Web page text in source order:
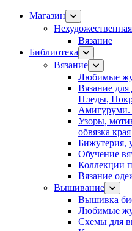
Магазин
Вязание
Библиотека
Вязание
Любимые
Вязание
Пледы,
Амигуруми.
Узоры,
обвязка края
Бижутерия,
Обучение
Коллекции
Вязание
Вышивание
Вышивка
Любимые
Схемы для